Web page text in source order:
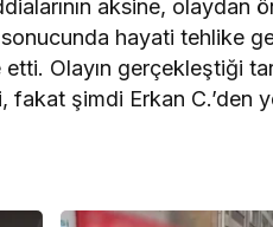
aksine, olaydan
sonucunda hayati tehlike
Olayın gerçekleştiği
şimdi Erkan C.’den